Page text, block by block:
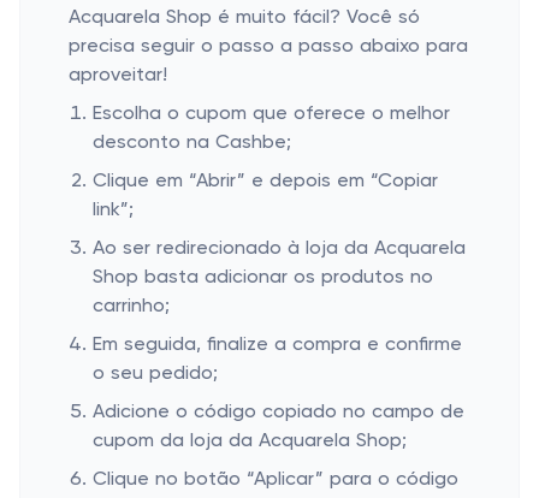
Acquarela Shop é muito fácil? Você só
precisa seguir o passo a passo abaixo para
aproveitar!
Escolha o cupom que oferece o melhor
desconto na Cashbe;
Clique em “Abrir” e depois em “Copiar
link”;
Ao ser redirecionado à loja da Acquarela
Shop basta adicionar os produtos no
carrinho;
Em seguida, finalize a compra e confirme
o seu pedido;
Adicione o código copiado no campo de
cupom da loja da Acquarela Shop;
Clique no botão “Aplicar” para o código